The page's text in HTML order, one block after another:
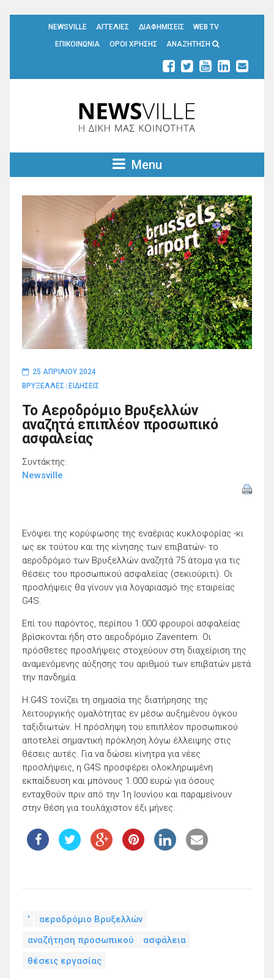
NEWSVILLE ΑΓΓΕΛΙΕΣ ΔΙΑΦΗΜΙΣΕΙΣ
WEB TV
ΕΠΙΚΟΙΝΩΝΙΑ
ΟΡΟΙ ΧΡΗΣΗΣ ΑΝΑΖΗΤΗΣΗ
Menu
25 ΑΠΡΙΛΊΟΥ 2024
ΒΡΥΞΕΛΛΕΣ
ΕΙΔΗΣΕΙΣ
Το Αεροδρόμιο Βρυξελλών
αναζητά επιπλέον προσωπικό
ασφαλείας
Συντάκτης:
Newsville
Ενόψει της κορύφωσης της εναέριας κυκλοφορίας -κι
ως εκ τούτου και της κίνησης των επιβατών- το
αεροδρόμιο των Βρυξελλών αναζητά 75 άτομα για τις
θέσεις του προσωπικού ασφαλείας (σεκιούριτι). Οι
προσλήψεις θα γίνουν για λογαριασμό της εταιρείας
G4S.
Επί του παρόντος, περίπου 1.000 φρουροί ασφαλείας
βρίσκονται ήδη στο αεροδρόμιο Zaventem. Οι
πρόσθετες προσλήψεις στοχεύουν στη διαχείριση της
αναμενόμενης αύξησης του αριθμού των επιβατών μετά
την πανδημία.
Η G4S τονίζει τη σημασία της διατήρησης της
λειτουργικής ομαλότητας εν μέσω αυξημένου όγκου
ταξιδιωτών. Η πρόσληψη του επιπλέον προσωπικού
αποτελεί σημαντική πρόκληση λόγω έλλειψης στις
θέσεις αυτές. Για να δώσει κίνητρα για νέες
προσλήψεις, η G4S προσφέρει ολοκληρωμένη
εκπαίδευση και μπόνους 1.000 ευρώ για όσους
ενταχθούν πριν από την 1η Ιουνίου και παραμείνουν
στην θέση για τουλάχιστον έξι μήνες.
'
αεροδρόμιο Βρυξελλών
αναζήτηση προσωπικού
ασφάλεια
θέσεις εργασίας